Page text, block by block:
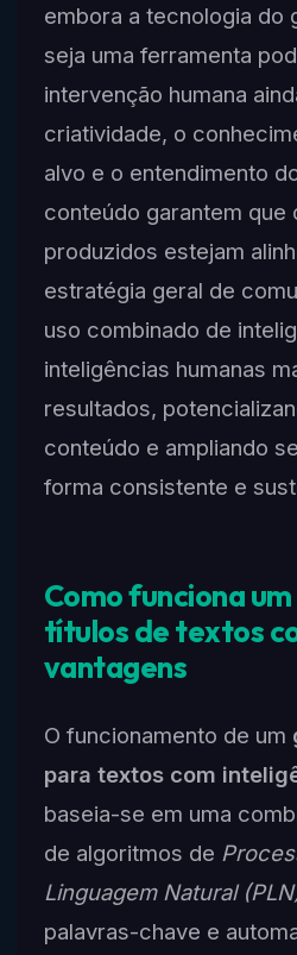
embora a tecnologia do
seja uma ferramenta
intervenção humana
criatividade, o
alvo e o entendimento
conteúdo garantem que
produzidos estejam
estratégia geral de
uso combinado de
inteligências humanas
resultados,
conteúdo e ampliando
forma consistente e
Como funciona
títulos de textos
vantagens
O funcionamento de um
para textos com
baseia-se em uma
de algoritmos de
Linguagem Natural
palavras-chave e